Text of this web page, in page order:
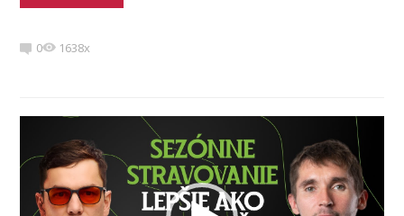
0 1638x
prehrávač